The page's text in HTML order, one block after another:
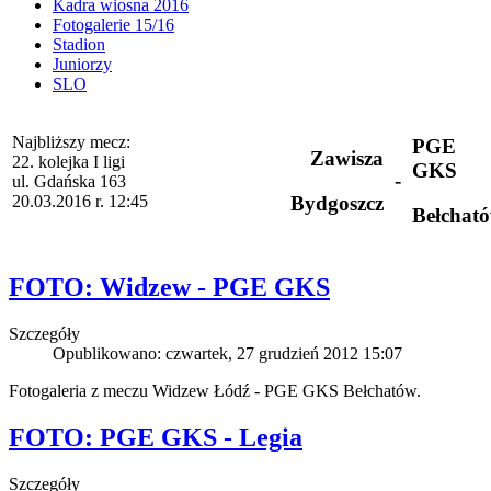
Kadra wiosna 2016
Fotogalerie 15/16
Stadion
Juniorzy
SLO
Najbliższy mecz:
22. kolejka I ligi
ul. Gdańska 163
20.03.2016 r. 12:45
Zawisza
Bydgoszcz
-
PGE
GKS
FOTO: Widzew - PGE GKS
Szczegóły
Opublikowano: czwartek, 27 grudzień 2012 15:07
Fotogaleria z meczu Widzew Łódź - PGE GKS Bełchatów.
FOTO: PGE GKS - Legia
Szczegóły